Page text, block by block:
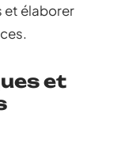
et élaborer
et